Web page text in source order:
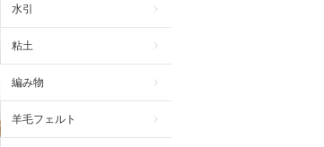
水引
粘土
編み物
羊毛フェルト